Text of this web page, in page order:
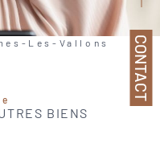
CONTACT
Les-Vallons
BIENS